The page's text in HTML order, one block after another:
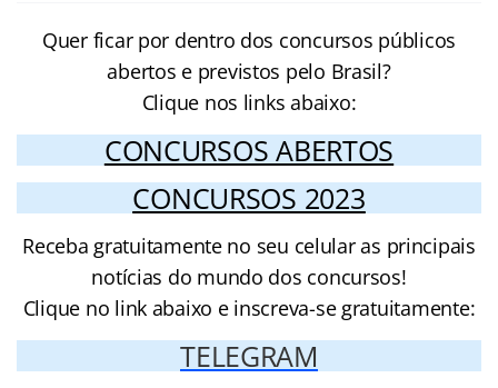
Quer ficar por dentro dos concursos públicos
abertos e previstos pelo Brasil?
Clique nos links abaixo:
CONCURSOS ABERTOS
CONCURSOS 2023
Receba gratuitamente no seu celular as principais
notícias do mundo dos concursos!
Clique no link abaixo e inscreva-se gratuitamente:
TELEGRAM